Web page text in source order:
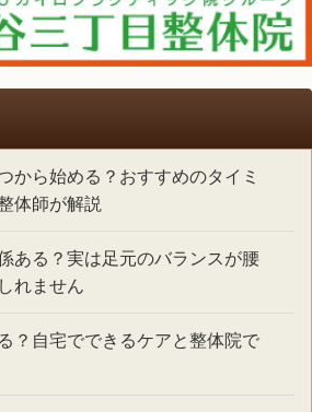
から始める？おすすめのタイミ
体師が解説
ある？実は足元のバランスが腰
れません
？自宅でできるケアと整体院で